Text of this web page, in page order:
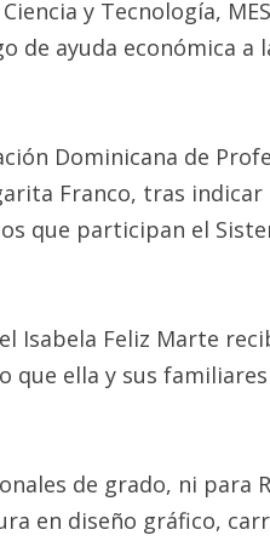
y Tecnología,
de ayuda económica
Dominicana de
Franco, tras
que participan el
Isabela Feliz Marte
ella y sus
de grado, ni para
en diseño gráfico,